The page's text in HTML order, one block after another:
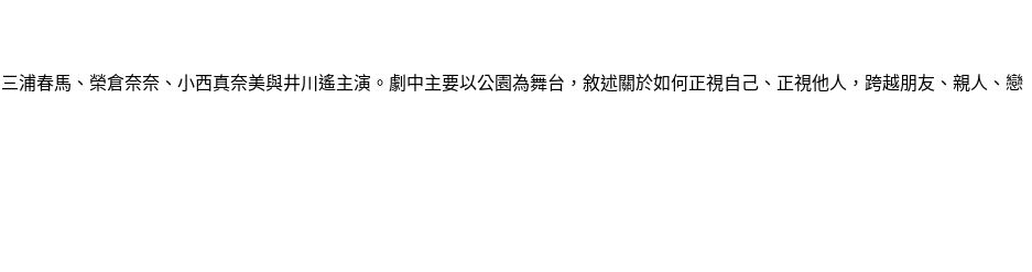
浦春馬、榮倉奈奈、小西真奈美與井川遙主演。劇中主要以公園為舞台，敘述關於如何正視自己、正視他人，跨越朋友、親人、戀